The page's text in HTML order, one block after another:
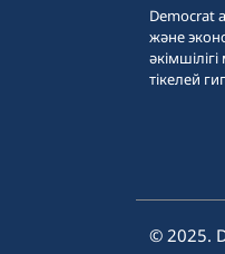
Democrat
және
тікелей
© 2025.